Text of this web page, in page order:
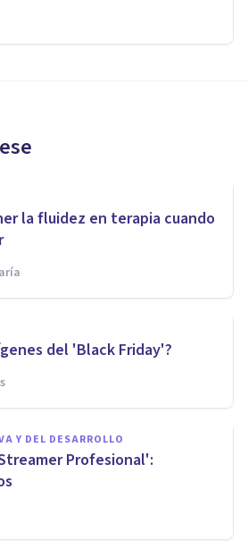
la fluidez en terapia cuando
del 'Black Friday'?
Y DEL DESARROLLO
Profesional':